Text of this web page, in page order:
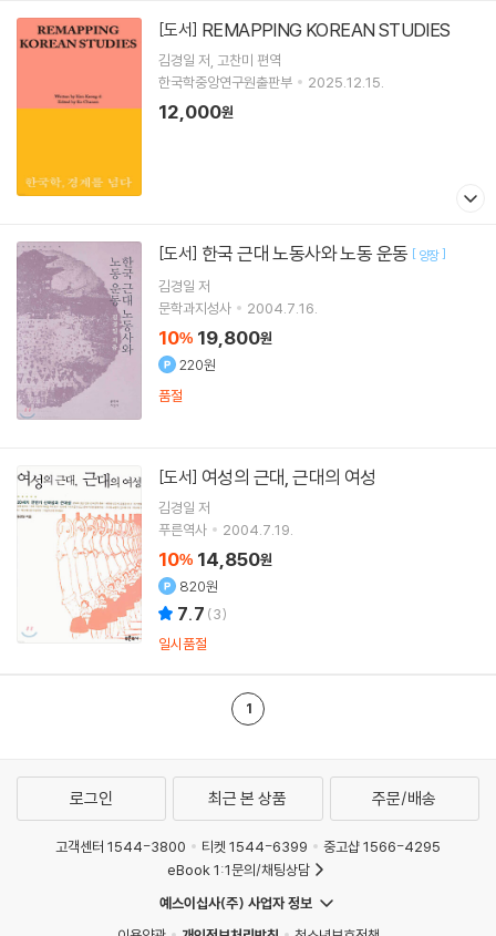
[도서] REMAPPING KOREAN STUDIES
김경일 저 고찬미 편역
한국학중앙연구원출판부
2025.12.15.
12,000원
[도서] 한국 근대 노동사와 노동 운동 [ 양장]
김경일 저
문학과지성사
2004.7.16.
10% 19,800원
220원
품절
[도서] 여성의 근대, 근대의 여성
김경일 저
푸른역사
2004.7.19.
10% 14,850원
820원
7.7 (3)
일시품절
1
로그인 최근 본 상품 주문/배송
고객센터 1544-3800 티켓 1544-6399
중고샵 1566-4295
eBook 1:1문의/채팅상담
예스이십사(주) 사업자 정보